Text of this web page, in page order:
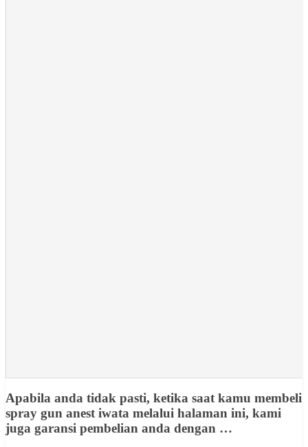
Apabila anda tidak pasti, ketika saat kamu membeli
spray gun anest iwata melalui halaman ini, kami
juga garansi pembelian anda dengan …